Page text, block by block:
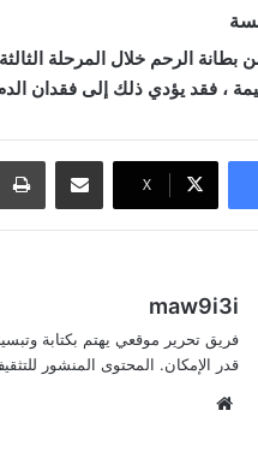
الرحم خلال المرحلة
، فقد يؤدي ذلك إلى فقدان
‫X
مشاركة عبر البريد
maw9i3i
فريق تحرير موقعي يهتم بكتابة
قدر الإمكان. المحتوى المنشور